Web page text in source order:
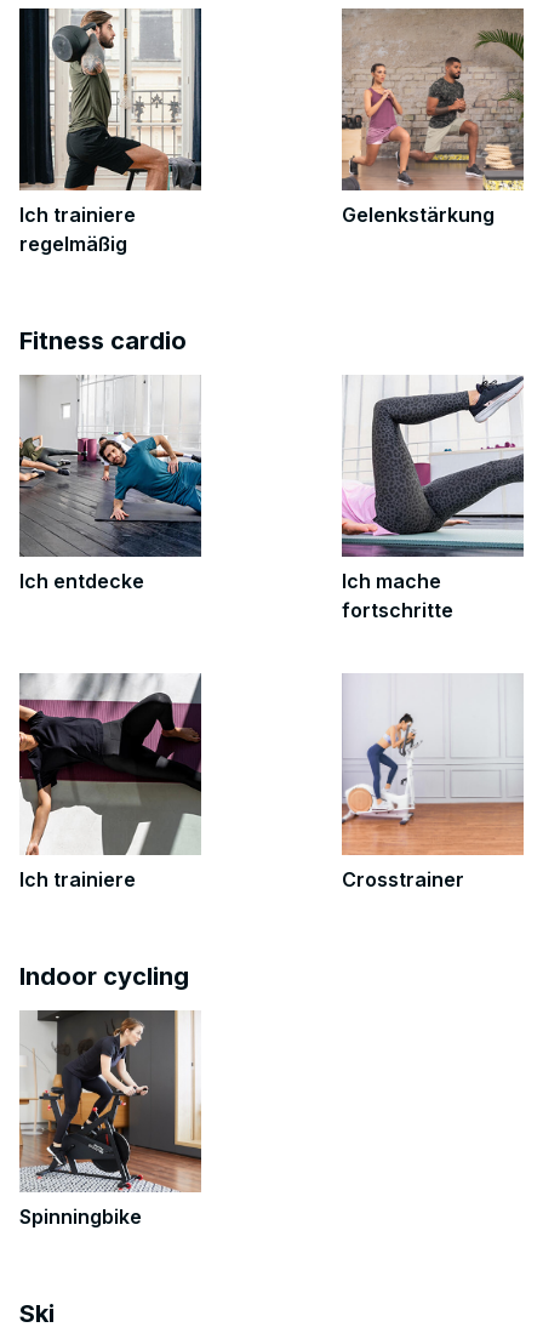
Ich trainiere
regelmäßig
Gelenkstärkung
Fitness cardio
Ich entdecke
Ich mache
fortschritte
Ich trainiere Crosstrainer
Indoor cycling
Spinningbike
Ski